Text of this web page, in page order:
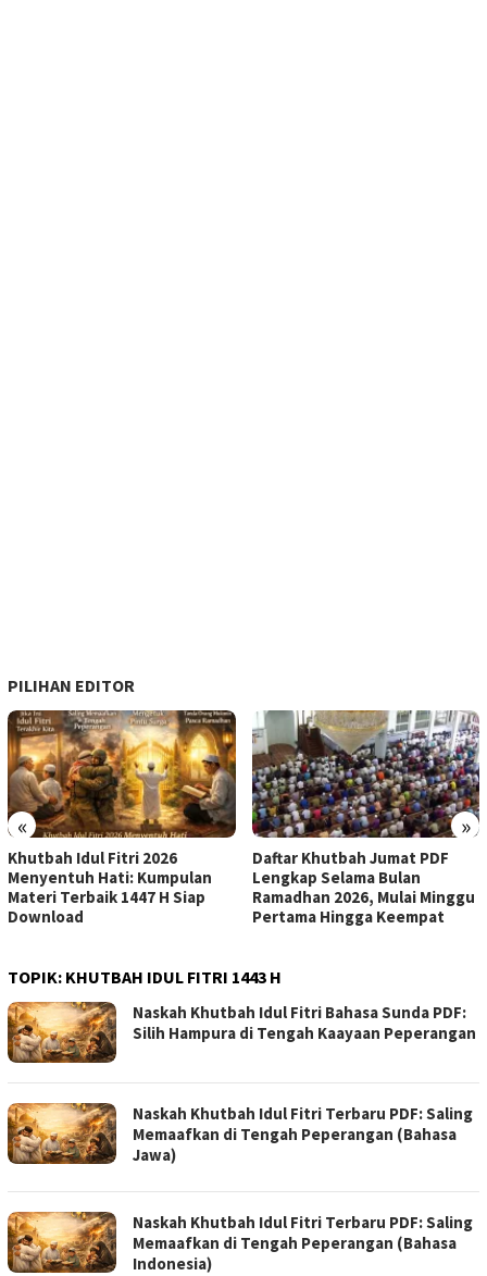
PILIHAN EDITOR
« »
Khutbah Idul Fitri 2026
Menyentuh Hati: Kumpulan
Materi Terbaik 1447 H Siap
Download
Daftar Khutbah Jumat PDF
Lengkap Selama Bulan
Ramadhan 2026, Mulai Minggu
Pertama Hingga Keempat
TOPIK: KHUTBAH IDUL FITRI 1443 H
Naskah Khutbah Idul Fitri Bahasa Sunda PDF:
Silih Hampura di Tengah Kaayaan Peperangan
Naskah Khutbah Idul Fitri Terbaru PDF: Saling
Memaafkan di Tengah Peperangan (Bahasa
Jawa)
Naskah Khutbah Idul Fitri Terbaru PDF: Saling
Memaafkan di Tengah Peperangan (Bahasa
Indonesia)